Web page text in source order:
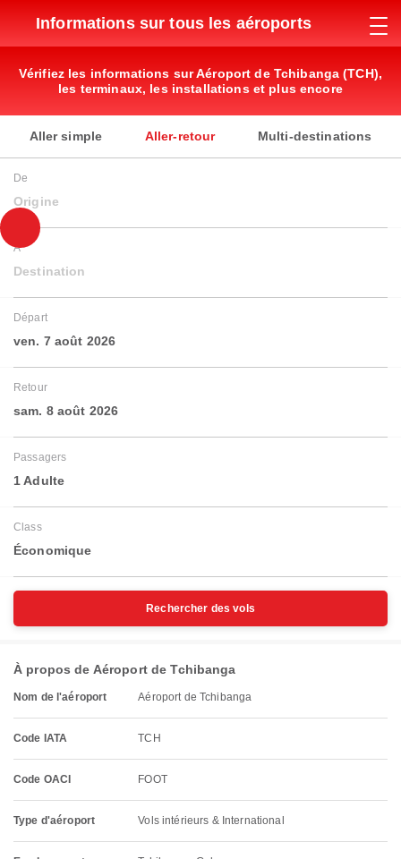
Informations sur tous les aéroports
Vérifiez les informations sur Aéroport de Tchibanga (TCH),
les terminaux, les installations et plus encore
Aller simple Aller-retour Multi-destinations
De
Origine
À
Destination
Départ
ven. 7 août 2026
Retour
sam. 8 août 2026
Passagers
1 Adulte
Class
Économique
Rechercher des vols
À propos de Aéroport de Tchibanga
Nom de l'aéroport Aéroport de Tchibanga
Code IATA TCH
Code OACI FOOT
Type d'aéroport Vols intérieurs & International